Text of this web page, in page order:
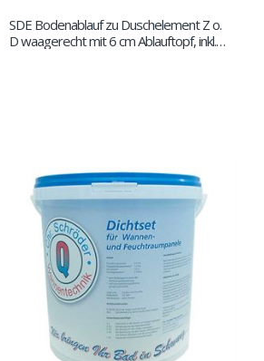
SDE Bodenablauf zu Duschelement Z o.
D waagerecht mit 6 cm Ablauftopf, inkl.